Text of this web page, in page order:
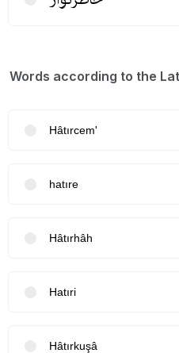
Words according to the
Hâtırcem'
hatıre
Hâtırhâh
Hatıri
Hâtırkuşâ